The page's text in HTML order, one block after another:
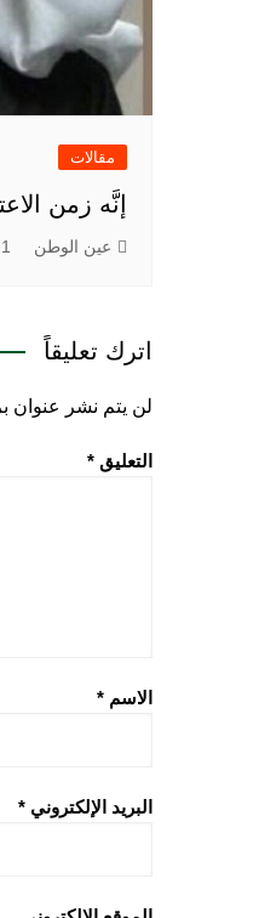
مقالات
إنَّه زمن
عين الوطن 21
اترك تعليقاً
لن يتم نشر عنوان
التعليق *
الاسم *
البريد الإلكتروني *